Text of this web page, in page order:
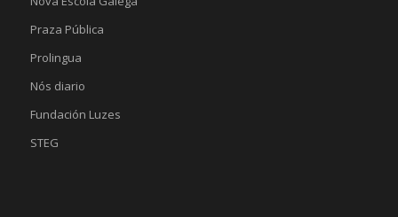
Praza Pública
Prolingua
Nós diario
Fundación Luzes
STEG